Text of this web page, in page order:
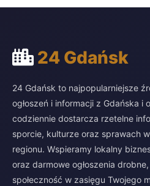
24 Gdańsk
24 Gdańsk to najpopularniejsze
ogłoszeń i informacji z Gdańska i
codziennie dostarcza rzetelne
sporcie, kulturze oraz sprawach
regionu. Wspieramy lokalny
oraz darmowe ogłoszenia
społeczność w zasięgu Twojego